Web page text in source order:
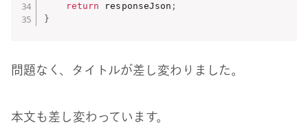
return responseJson ;
}
問題なく、タイトルが差し変わりました。
本文も差し変わっています。